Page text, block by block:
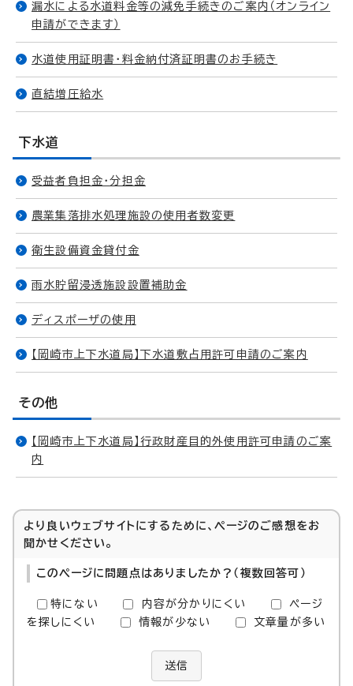
漏水による水道料金等の減免手続きのご案内（オンライン
申請ができます）
水道使用証明書・料金納付済証明書のお手続き
直結増圧給水
下水道
受益者負担金・分担金
農業集落排水処理施設の使用者数変更
衛生設備資金貸付金
雨水貯留浸透施設設置補助金
ディスポーザの使用
【岡崎市上下水道局】下水道敷占用許可申請のご案内
その他
【岡崎市上下水道局】行政財産目的外使用許可申請のご案
内
より良いウェブサイトにするために、ページのご感想をお
聞かせください。
このページに問題点はありましたか？（複数回答可）
特にない 内容が分かりにくい
ページ
を探しにくい
情報が少ない 文章量が多い
送信